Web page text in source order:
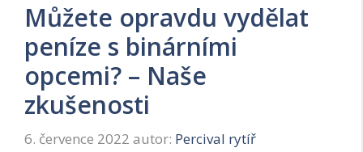
Můžete opravdu vydělat
peníze s binárními
opcemi? – Naše
zkušenosti
6. července 2022 autor: Percival rytíř